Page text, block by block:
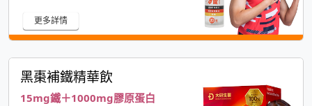
更多詳情
黑棗補鐵精華飲
15mg鐵＋1000mg膠原蛋白